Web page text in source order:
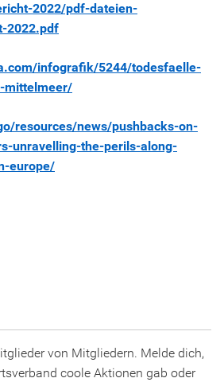
2022/pdf-dateien-
2022.pdf
infografik/5244/todesfaelle-
mittelmeer/
resources/news/pushbacks-on-
unravelling-the-perils-along-
europe/
von Mitgliedern. Melde dich,
coole Aktionen gab oder